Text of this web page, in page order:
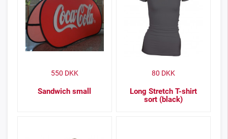
Sandwich small
550 DKK
Long Stretch T-shirt
sort (black)
80 DKK